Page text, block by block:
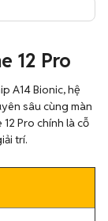
12 Pro
A14 Bionic, hệ
sâu cùng màn
12 Pro chính là cỗ
trí.